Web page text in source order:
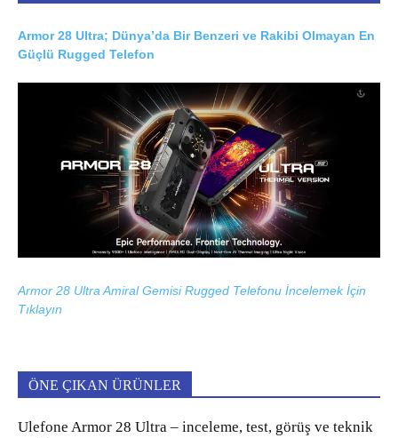
Armor 28 Ultra; Dünya’da Bir Benzeri ve Rakibi Olmayan En
Güçlü Rugged Telefon
Armor 28 Ultra Amiral Gemisi Rugged Telefonu İncelemek İçin
Tıklayın
ÖNE ÇIKAN ÜRÜNLER
Ulefone Armor 28 Ultra – inceleme, test, görüş ve teknik